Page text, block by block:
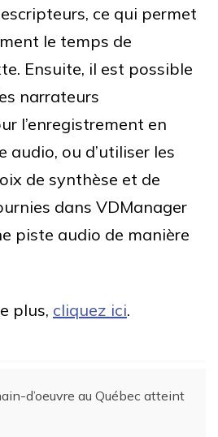
ce qui permet
le temps de
Ensuite, il est possible
narrateurs
l’enregistrement en
audio, ou d’utiliser les
de synthèse et de
dans VDManager
piste audio de manière
plus, cliquez ici.
d’oeuvre au Québec atteint